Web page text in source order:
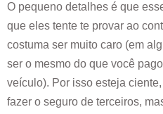
O pequeno detalhes é que
que eles tente te provar ao
costuma ser muito caro (em
ser o mesmo do que você
veículo). Por isso esteja
fazer o seguro de terceiros,